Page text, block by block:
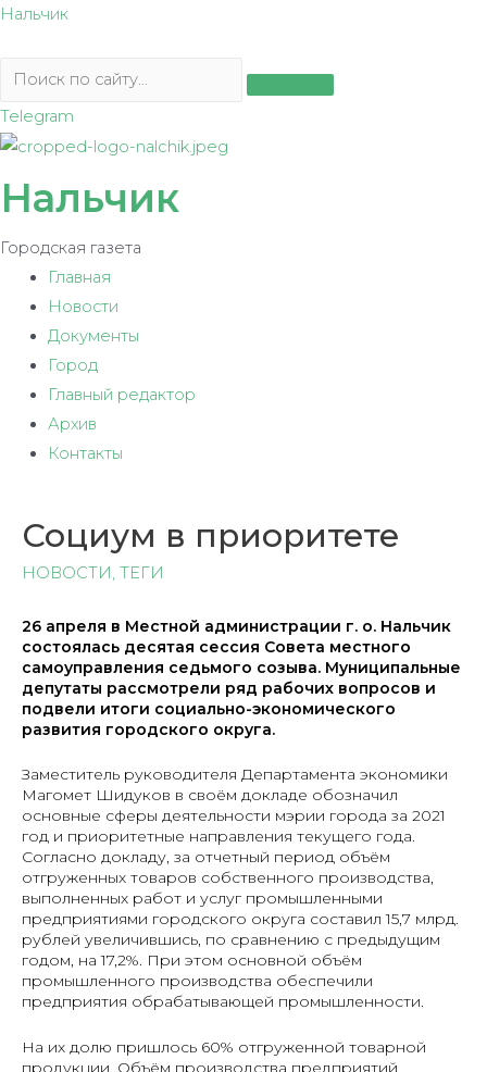
Перейти
содержимому
Нальчик
Telegram
Нальчик
Городская газета
Главная
Новости
Документы
Город
Главный редактор
Архив
Контакты
Социум в приоритете
НОВОСТИ, ТЕГИ
26 апреля в Местной администрации г. о. Нальчик
состоялась десятая сессия Совета местного
самоуправления седьмого созыва. Муниципальные
депутаты рассмотрели ряд рабочих вопросов и
подвели итоги социально-экономического
развития городского округа.
Заместитель руководителя Департамента экономики
Магомет Шидуков в своём докладе обозначил
основные сферы деятельности мэрии города за 2021
год и приоритетные направления текущего года.
Согласно докладу, за отчетный период объём
отгруженных товаров собственного производства,
выполненных работ и услуг промышленными
предприятиями городского округа составил 15,7 млрд.
рублей увеличившись, по сравнению с предыдущим
годом, на 17,2%. При этом основной объём
промышленного производства обеспечили
предприятия обрабатывающей промышленности.
На их долю пришлось 60% отгруженной товарной
продукции. Объём производства предприятий